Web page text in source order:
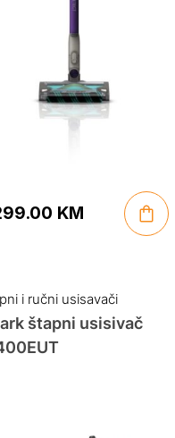
KM
i ručni usisavači
štapni usisivač